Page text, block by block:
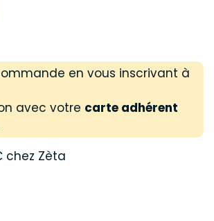
en vous inscrivant à
avec votre carte adhérent
chez Zèta